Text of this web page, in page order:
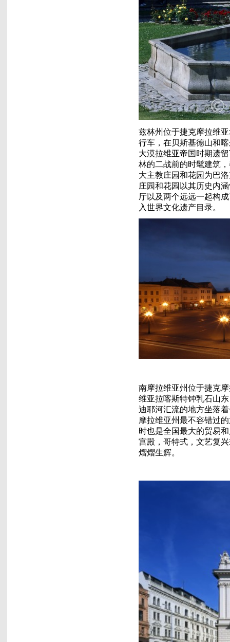
兹林州位于捷克摩拉维
行车，在贝斯基德山和
大漠拉维亚帝国时期遗
林的二战前的时髦建筑
大主教庄园和花园为巴
庄园和花园以其历史内
厅以及两个远远一起构
入世界文化遗产目录。
南摩拉维亚州位于捷克
维亚拉喀斯特钟乳石山
迪耶河汇流的地方坐落
摩拉维亚州最不容错过
时也是全国最大的贸易
宫殿，哥特式，文艺复
熠熠生辉。